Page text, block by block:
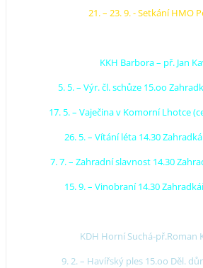
21. – 23. 9. - Setkání HMO
KKH Barbora – př. Jan
5. 5. – Výr. čl. schůze 15.oo
17. 5. – Vaječina v Komorní Lhotce
26. 5. – Vítání léta 14.30
7. 7. – Zahradní slavnost 14.30
15. 9. – Vinobraní 14.30
KDH Horní Suchá-př.Roman
9. 2. – Havířský ples 15.oo Děl.